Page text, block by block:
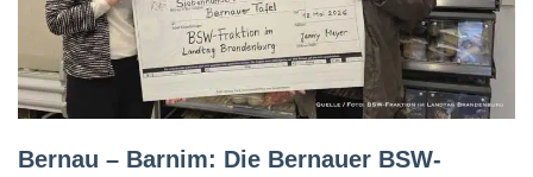
Bernau – Barnim: Die Bernauer BSW-